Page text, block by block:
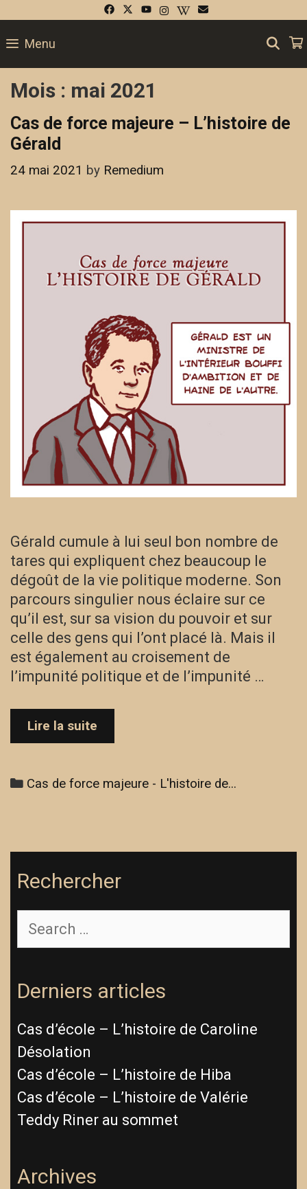
content
Menu
Mois : mai 2021
Cas de force majeure – L’histoire de
Gérald
24 mai 2021 by Remedium
Gérald cumule à lui seul bon nombre de
tares qui expliquent chez beaucoup le
dégoût de la vie politique moderne. Son
parcours singulier nous éclaire sur ce
qu’il est, sur sa vision du pouvoir et sur
celle des gens qui l’ont placé là. Mais il
est également au croisement de
l’impunité politique et de l’impunité …
Lire la suite
de
–
Categories
Cas de force majeure - L'histoire de...
Rechercher
for:
Derniers articles
Cas d’école – L’histoire de Caroline
Désolation
Cas d’école – L’histoire de Hiba
Cas d’école – L’histoire de Valérie
Teddy Riner au sommet
Archives